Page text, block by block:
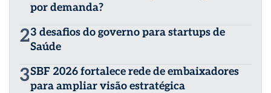
por demanda?
23 desafios do governo para startups de
Saúde
3SBF 2026 fortalece rede de embaixadores
para ampliar visão estratégica